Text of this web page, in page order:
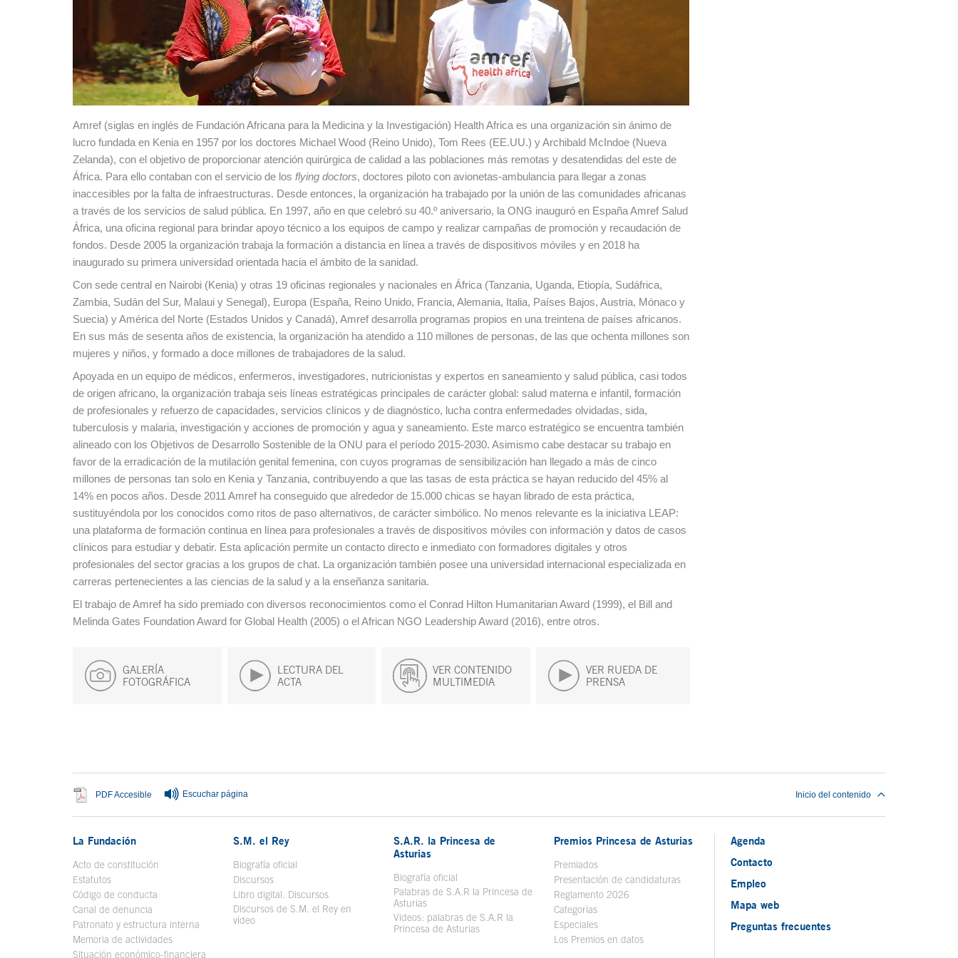
Amref (siglas en inglés de Fundación Africana para la Medicina y la Investigación) Health Africa es una organización sin ánimo de
lucro fundada en Kenia en 1957 por los doctores Michael Wood (Reino Unido), Tom Rees (EE.UU.) y Archibald McIndoe (Nueva
Zelanda), con el objetivo de proporcionar atención quirúrgica de calidad a las poblaciones más remotas y desatendidas del este de
África. Para ello contaban con el servicio de los flying doctors, doctores piloto con avionetas-ambulancia para llegar a zonas
inaccesibles por la falta de infraestructuras. Desde entonces, la organización ha trabajado por la unión de las comunidades africanas
a través de los servicios de salud pública. En 1997, año en que celebró su 40.º aniversario, la ONG inauguró en España Amref Salud
África, una oficina regional para brindar apoyo técnico a los equipos de campo y realizar campañas de promoción y recaudación de
fondos. Desde 2005 la organización trabaja la formación a distancia en línea a través de dispositivos móviles y en 2018 ha
inaugurado su primera universidad orientada hacia el ámbito de la sanidad.
Con sede central en Nairobi (Kenia) y otras 19 oficinas regionales y nacionales en África (Tanzania, Uganda, Etiopía, Sudáfrica,
Zambia, Sudán del Sur, Malaui y Senegal), Europa (España, Reino Unido, Francia, Alemania, Italia, Países Bajos, Austria, Mónaco y
Suecia) y América del Norte (Estados Unidos y Canadá), Amref desarrolla programas propios en una treintena de países africanos.
En sus más de sesenta años de existencia, la organización ha atendido a 110 millones de personas, de las que ochenta millones son
mujeres y niños, y formado a doce millones de trabajadores de la salud.
Apoyada en un equipo de médicos, enfermeros, investigadores, nutricionistas y expertos en saneamiento y salud pública, casi todos
de origen africano, la organización trabaja seis líneas estratégicas principales de carácter global: salud materna e infantil, formación
de profesionales y refuerzo de capacidades, servicios clínicos y de diagnóstico, lucha contra enfermedades olvidadas, sida,
tuberculosis y malaria, investigación y acciones de promoción y agua y saneamiento. Este marco estratégico se encuentra también
alineado con los Objetivos de Desarrollo Sostenible de la ONU para el período 2015-2030. Asimismo cabe destacar su trabajo en
favor de la erradicación de la mutilación genital femenina, con cuyos programas de sensibilización han llegado a más de cinco
millones de personas tan solo en Kenia y Tanzania, contribuyendo a que las tasas de esta práctica se hayan reducido del 45% al
14% en pocos años. Desde 2011 Amref ha conseguido que alrededor de 15.000 chicas se hayan librado de esta práctica,
sustituyéndola por los conocidos como ritos de paso alternativos, de carácter simbólico. No menos relevante es la iniciativa LEAP:
una plataforma de formación continua en línea para profesionales a través de dispositivos móviles con información y datos de casos
clínicos para estudiar y debatir. Esta aplicación permite un contacto directo e inmediato con formadores digitales y otros
profesionales del sector gracias a los grupos de chat. La organización también posee una universidad internacional especializada en
carreras pertenecientes a las ciencias de la salud y a la enseñanza sanitaria.
El trabajo de Amref ha sido premiado con diversos reconocimientos como el Conrad Hilton Humanitarian Award (1999), el Bill and
Melinda Gates Foundation Award for Global Health (2005) o el African NGO Leadership Award (2016), entre otros.
GALERÍA
FOTOGRÁFICA
LECTURA DEL
ACTA
VER CONTENIDO
MULTIMEDIA
VER RUEDA DE
PRENSA
PDF Accesible Se abre en ventana nueva
Escuchar página Inicio del contenido
La Fundación
Acto de constitución
Estatutos
Código de conducta
Canal de denuncia
Patronato y estructura interna
Memoria de actividades
Situación económico-financiera
S.M. el Rey
Biografía oficial
Discursos
Libro digital. DiscursosSe abre en ventana nueva
Discursos de S.M. el Rey en
vídeoSe abre en ventana nueva
S.A.R. la Princesa de
Asturias
Biografía oficial Se abre en ventana nueva
Palabras de S.A.R la Princesa de
Asturias
Videos: palabras de S.A.R la
Princesa de Asturias
Premios Princesa de Asturias
Premiados
Presentación de candidaturas
Reglamento 2026
Categorías
Especiales
Los Premios en datos
Agenda
Contacto
Empleo
Mapa web
Preguntas frecuentes